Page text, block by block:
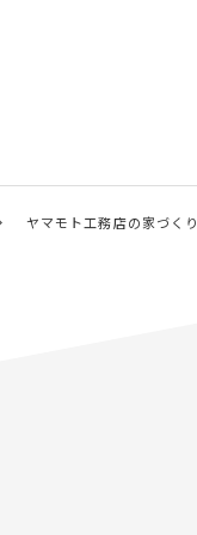
ヤマモト工務店の家づくり